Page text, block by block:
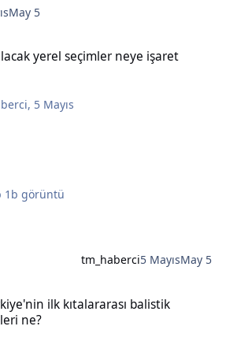
May 5
yerel seçimler neye işaret
, 5 Mayıs
1b görüntü
tm_haberci5 MayısMay 5
ilk kıtalararası balistik
ne?